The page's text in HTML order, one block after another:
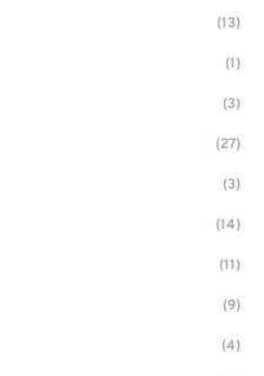
(13)
(1)
(3)
(27)
(3)
(14)
(11)
(9)
(4)